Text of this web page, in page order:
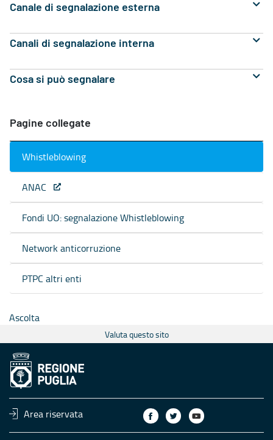
Canale di segnalazione esterna
Canali di segnalazione interna
Cosa si può segnalare
Pagine collegate
Whistleblowing
ANAC
Fondi UO: segnalazione Whistleblowing
Network anticorruzione
PTPC altri enti
Ascolta
Valuta questo sito
Area riservata